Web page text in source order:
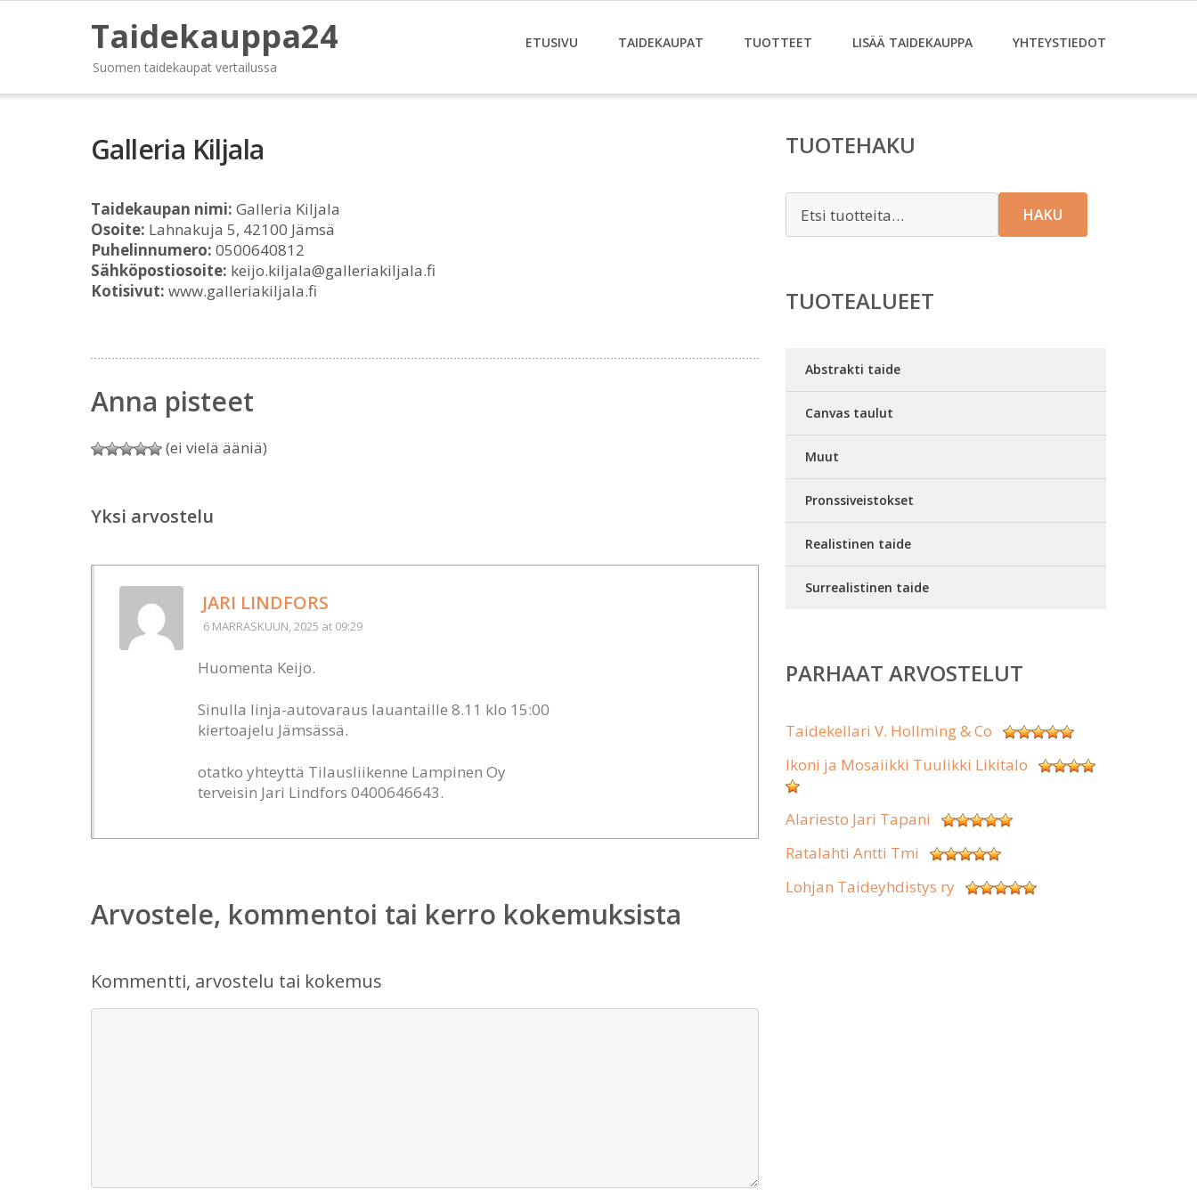
Taidekauppa24
Suomen taidekaupat vertailussa
ETUSIVU TAIDEKAUPAT TUOTTEET LISÄÄ TAIDEKAUPPA YHTEYSTIEDOT
Galleria Kiljala
Taidekaupan nimi: Galleria Kiljala
Osoite: Lahnakuja 5, 42100 Jämsä
Puhelinnumero: 0500640812
Sähköpostiosoite: keijo.kiljala@galleriakiljala.fi
Kotisivut: www.galleriakiljala.fi
Anna pisteet
(ei vielä ääniä)
Yksi arvostelu
JARI LINDFORS
6 MARRASKUUN, 2025 at 09:29
Huomenta Keijo.
Sinulla linja-autovaraus lauantaille 8.11 klo 15:00
kiertoajelu Jämsässä.
otatko yhteyttä Tilausliikenne Lampinen Oy
terveisin Jari Lindfors 0400646643.
Arvostele, kommentoi tai kerro kokemuksista
Kommentti, arvostelu tai kokemus
TUOTEHAKU
HAKU
TUOTEALUEET
Abstrakti taide
Canvas taulut
Muut
Pronssiveistokset
Realistinen taide
Surrealistinen taide
PARHAAT ARVOSTELUT
Taidekellari V. Hollming & Co
Ikoni ja Mosaiikki Tuulikki Likitalo
Alariesto Jari Tapani
Ratalahti Antti Tmi
Lohjan Taideyhdistys ry